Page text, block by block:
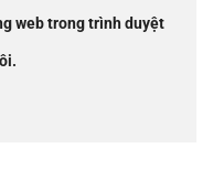
web trong trình duyệt